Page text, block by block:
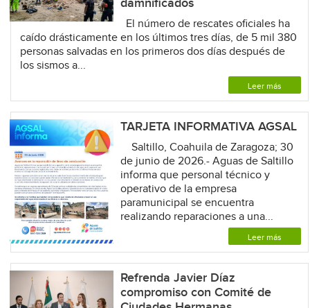
El número de rescates oficiales ha
caído drásticamente en los últimos tres días, de 5 mil 380
personas salvadas en los primeros dos días después de
los sismos a...
Leer más
TARJETA INFORMATIVA AGSAL
Saltillo, Coahuila de Zaragoza; 30
de junio de 2026.- Aguas de Saltillo
informa que personal técnico y
operativo de la empresa
paramunicipal se encuentra
realizando reparaciones a una...
Leer más
Refrenda Javier Díaz
compromiso con Comité de